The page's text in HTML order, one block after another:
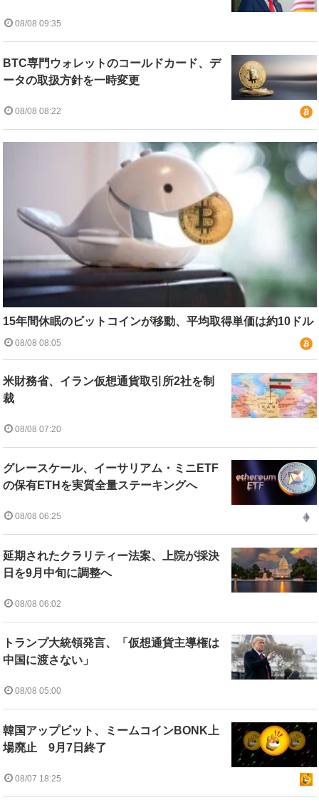
08/08 09:35
BTC専門ウォレットのコールドカード、デ
ータの取扱方針を一時変更
08/08 08:22
15年間休眠のビットコインが移動、平均取得単価は約10ドル
08/08 08:05
米財務省、イラン仮想通貨取引所2社を制
裁
08/08 07:20
グレースケール、イーサリアム・ミニETF
の保有ETHを実質全量ステーキングへ
08/08 06:25
延期されたクラリティー法案、上院が採決
日を9月中旬に調整へ
08/08 06:02
トランプ大統領発言、「仮想通貨主導権は
中国に渡さない」
08/08 05:00
韓国アップビット、ミームコインBONK上
場廃止 9月7日終了
08/07 18:25